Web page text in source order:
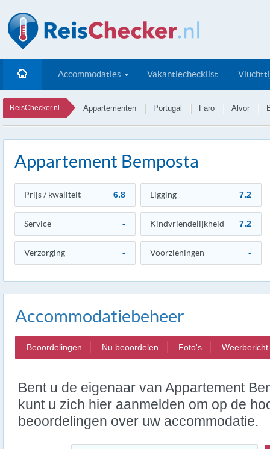
Accommodaties Vakantiechecklist
ReisChecker.nl Appartementen Portugal Faro Alvor
Appartement Bemposta
Prijs / kwaliteit 6.8 Ligging 7.2
Service - Kindvriendelijkheid 7.2
Verzorging - Voorzieningen -
Accommodatiebeheer
Beoordelingen Nu beoordelen Foto's Weerbericht
Bent u de eigenaar van Appartement
kunt u zich hier aanmelden om op de
beoordelingen over uw accommodatie.